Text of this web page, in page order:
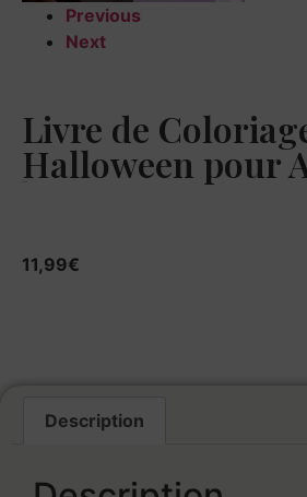
Previous
Next
Livre de
Halloween pour
11,99€
Description